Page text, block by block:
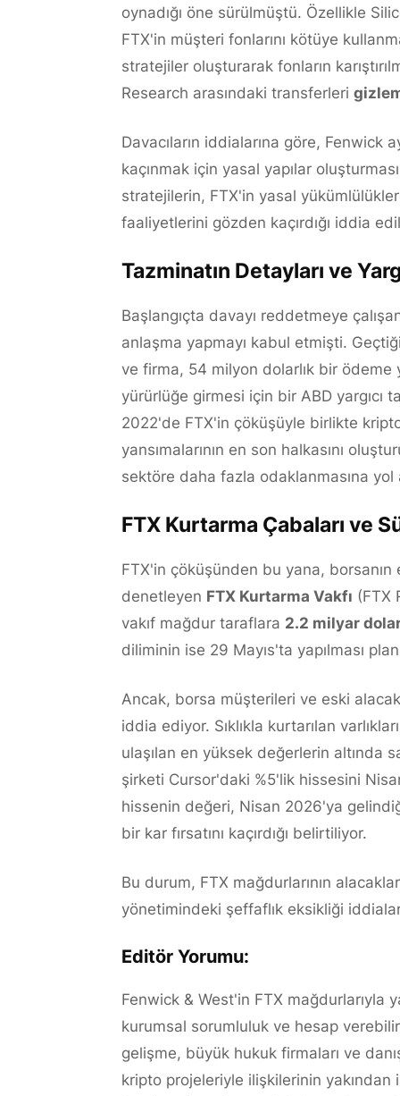
oynadığı öne sürülmüştü. Özellikle
FTX'in müşteri fonlarını kötüye
stratejiler oluşturarak fonların
Research arasındaki transferleri
Davacıların iddialarına göre, Fenwick
kaçınmak için yasal yapılar
stratejilerin, FTX'in yasal
faaliyetlerini gözden kaçırdığı iddia
Tazminatın Detayları ve
Başlangıçta davayı reddetmeye
anlaşma yapmayı kabul etmişti.
ve firma, 54 milyon dolarlık bir ödeme
yürürlüğe girmesi için bir ABD yargıcı
2022'de FTX'in çöküşüyle birlikte
yansımalarının en son halkasını
sektöre daha fazla odaklanmasına yol
FTX Kurtarma Çabaları ve
FTX'in çöküşünden bu yana, borsanın
denetleyen FTX Kurtarma Vakfı (FTX
vakıf mağdur taraflara 2.2 milyar
diliminin ise 29 Mayıs'ta yapılması
Ancak, borsa müşterileri ve eski
iddia ediyor. Sıklıkla kurtarılan
ulaşılan en yüksek değerlerin altında
şirketi Cursor'daki %5'lik hissesini
hissenin değeri, Nisan 2026'ya
bir kar fırsatını kaçırdığı belirtiliyor.
Bu durum, FTX mağdurlarının
yönetimindeki şeffaflık eksikliği
Editör Yorumu:
Fenwick & West'in FTX mağdurlarıyla
kurumsal sorumluluk ve hesap
gelişme, büyük hukuk firmaları ve
kripto projeleriyle ilişkilerinin yakından